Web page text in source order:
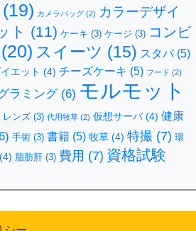
(19) カメラバッグ (2) カラーデザイ
ト (11) ケーキ (3) ケージ (3) コンビ
(20) スイーツ (15) スタバ(5)
エット (4) チーズケーキ (5) フード (2)
ラミング(6) モルモット
レンズ (3) 代用牧草 (2) 仮想サーバ(4) 健康
手術 (3) 書籍 (5) 牧草 (4) 特撮 (7) 環
(4) 脂肪肝 (3) 費用 (7) 資格試験